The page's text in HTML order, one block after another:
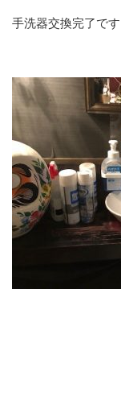
手洗器交換完了です